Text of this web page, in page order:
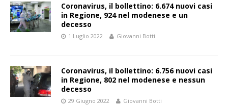
Coronavirus, il bollettino: 6.674 nuovi casi
in Regione, 924 nel modenese e un
decesso
1 Luglio 2022 Giovanni Botti
Coronavirus, il bollettino: 6.756 nuovi casi
in Regione, 802 nel modenese e nessun
decesso
29 Giugno 2022 Giovanni Botti